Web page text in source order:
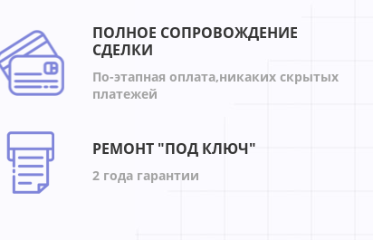
ПОЛНОЕ СОПРОВОЖДЕНИЕ
СДЕЛКИ
По-этапная оплата,никаких скрытых
платежей
РЕМОНТ "ПОД КЛЮЧ"
2 года гарантии